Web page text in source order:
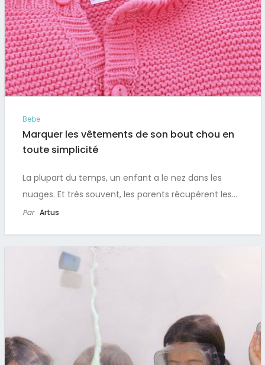
Bebe
Marquer les vêtements de son bout chou en
toute simplicité
La plupart du temps, un enfant a le nez dans les
nuages. Et très souvent, les parents récupèrent les…
Par Artus